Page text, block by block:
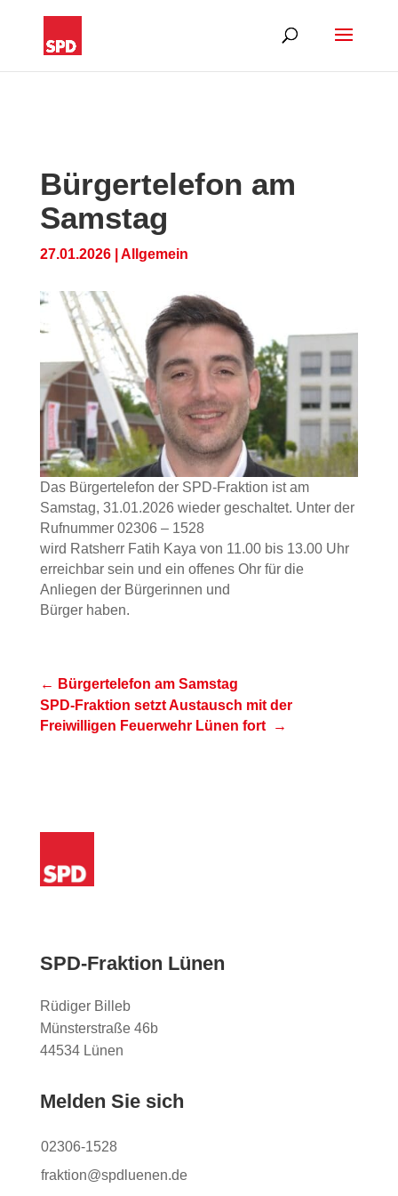
Bürgertelefon am
Samstag
27.01.2026| Allgemein
Das Bürgertelefon der SPD-Fraktion ist am
Samstag, 31.01.2026 wieder geschaltet. Unter der
Rufnummer 02306 – 1528
wird Ratsherr Fatih Kaya von 11.00 bis 13.00 Uhr
erreichbar sein und ein offenes Ohr für die
Anliegen der Bürgerinnen und
Bürger haben.
← Bürgertelefon am Samstag
SPD-Fraktion setzt Austausch mit der
Freiwilligen Feuerwehr Lünen fort
→
SPD-Fraktion Lünen
Rüdiger Billeb
Münsterstraße 46b
44534 Lünen
Melden Sie sich
02306-1528
fraktion@spdluenen.de